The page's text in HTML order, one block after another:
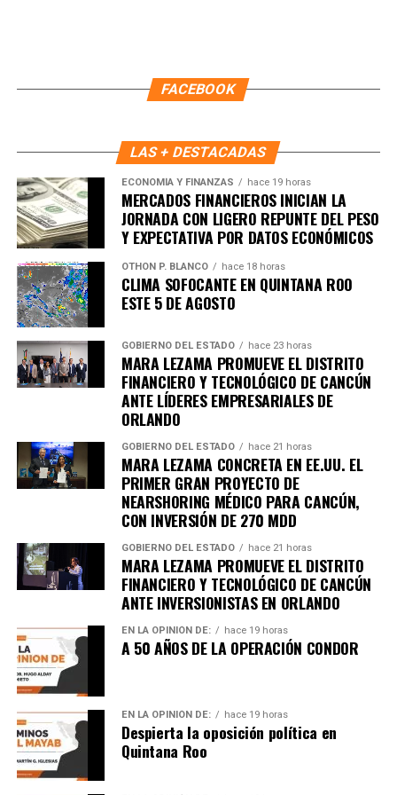
Representantes de Brasil, Argentina, Paraguay y Uruguay
se reunieron con autoridades europeas para cerrar los
cuya firma está prevista para mañana. El pacto es
considerado uno de los más amplios de la última década.
6. Inundaciones dejan más de cien
muertos en el sur de África
Lluvias torrenciales provocaroninundaciones severas
en Mozambique, Sudáfrica y Zimbabue, dejando más de
100 fallecidos y miles de viviendas destruidas. Equipos
de rescate continúan trabajando en zonas incomunicadas.
7. Uganda vive jornada violenta tras
arresto de Bobi Wine
Al menos siete personas murieron en enfrentamientos
entre manifestantes y fuerzas de seguridad luego de la
detención del líder opositorBobi Wine, trasladado en
internacionales expresaron preocupación por el clima
electoral.
8. Expresidente surcoreano Yoon
Suk Yeol es condenado a cinco años
Un tribunal de Corea del Sur sentenció al exmandatario a
cinco años de prisiónpor obstrucción de justicia
relacionada con la declaración de ley marcial en 2024. La
defensa anunció que apelará el fallo.
FACEBOOK
LAS + DESTACADAS
ECONOMÍA Y FINANZAS hace 19 horas
MERCADOS FINANCIEROS INICIAN LA
JORNADA CON LIGERO REPUNTE DEL PESO
Y EXPECTATIVA POR DATOS ECONÓMICOS
OTHON P. BLANCO hace 18 horas
CLIMA SOFOCANTE EN QUINTANA ROO
ESTE 5 DE AGOSTO
GOBIERNO DEL ESTADO hace 23 horas
MARA LEZAMA PROMUEVE EL DISTRITO
FINANCIERO Y TECNOLÓGICO DE CANCÚN
ANTE LÍDERES EMPRESARIALES DE
ORLANDO
GOBIERNO DEL ESTADO hace 21 horas
MARA LEZAMA CONCRETA EN EE.UU. EL
PRIMER GRAN PROYECTO DE
NEARSHORING MÉDICO PARA CANCÚN,
CON INVERSIÓN DE 270 MDD
GOBIERNO DEL ESTADO hace 21 horas
MARA LEZAMA PROMUEVE EL DISTRITO
FINANCIERO Y TECNOLÓGICO DE CANCÚN
ANTE INVERSIONISTAS EN ORLANDO
EN LA OPINIÓN DE: hace 19 horas
A 50 AÑOS DE LA OPERACIÓN CONDOR
EN LA OPINIÓN DE: hace 19 horas
Despierta la oposición política en
Quintana Roo